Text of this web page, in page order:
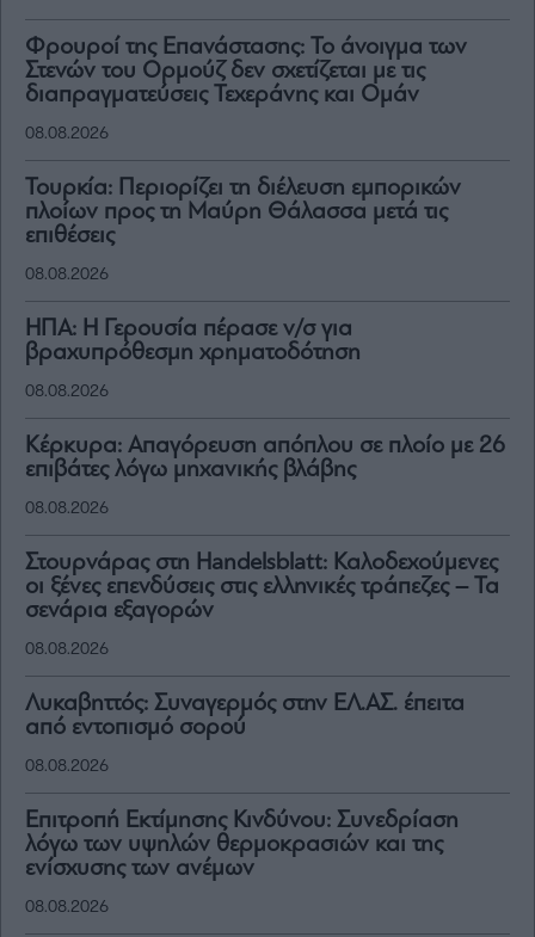
Φρουροί της Επανάστασης: Το άνοιγμα των
Στενών του Ορμούζ δεν σχετίζεται με τις
διαπραγματεύσεις Τεχεράνης και Ομάν
08.08.2026
Τουρκία: Περιορίζει τη διέλευση εμπορικών
πλοίων προς τη Μαύρη Θάλασσα μετά τις
επιθέσεις
08.08.2026
ΗΠΑ: Η Γερουσία πέρασε ν/σ για
βραχυπρόθεσμη χρηματοδότηση
08.08.2026
Κέρκυρα: Απαγόρευση απόπλου σε πλοίο με 26
επιβάτες λόγω μηχανικής βλάβης
08.08.2026
Στουρνάρας στη Handelsblatt: Καλοδεχούμενες
οι ξένες επενδύσεις στις ελληνικές τράπεζες – Τα
σενάρια εξαγορών
08.08.2026
Λυκαβηττός: Συναγερμός στην ΕΛ.ΑΣ. έπειτα
από εντοπισμό σορού
08.08.2026
Επιτροπή Εκτίμησης Κινδύνου: Συνεδρίαση
λόγω των υψηλών θερμοκρασιών και της
ενίσχυσης των ανέμων
08.08.2026